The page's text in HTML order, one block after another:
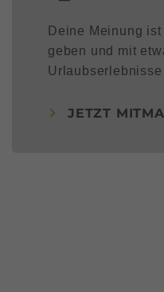
Deine Meinung
geben und mit
JETZT